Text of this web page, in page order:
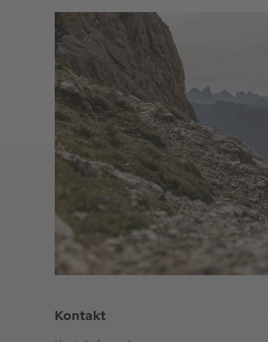
Kontakt